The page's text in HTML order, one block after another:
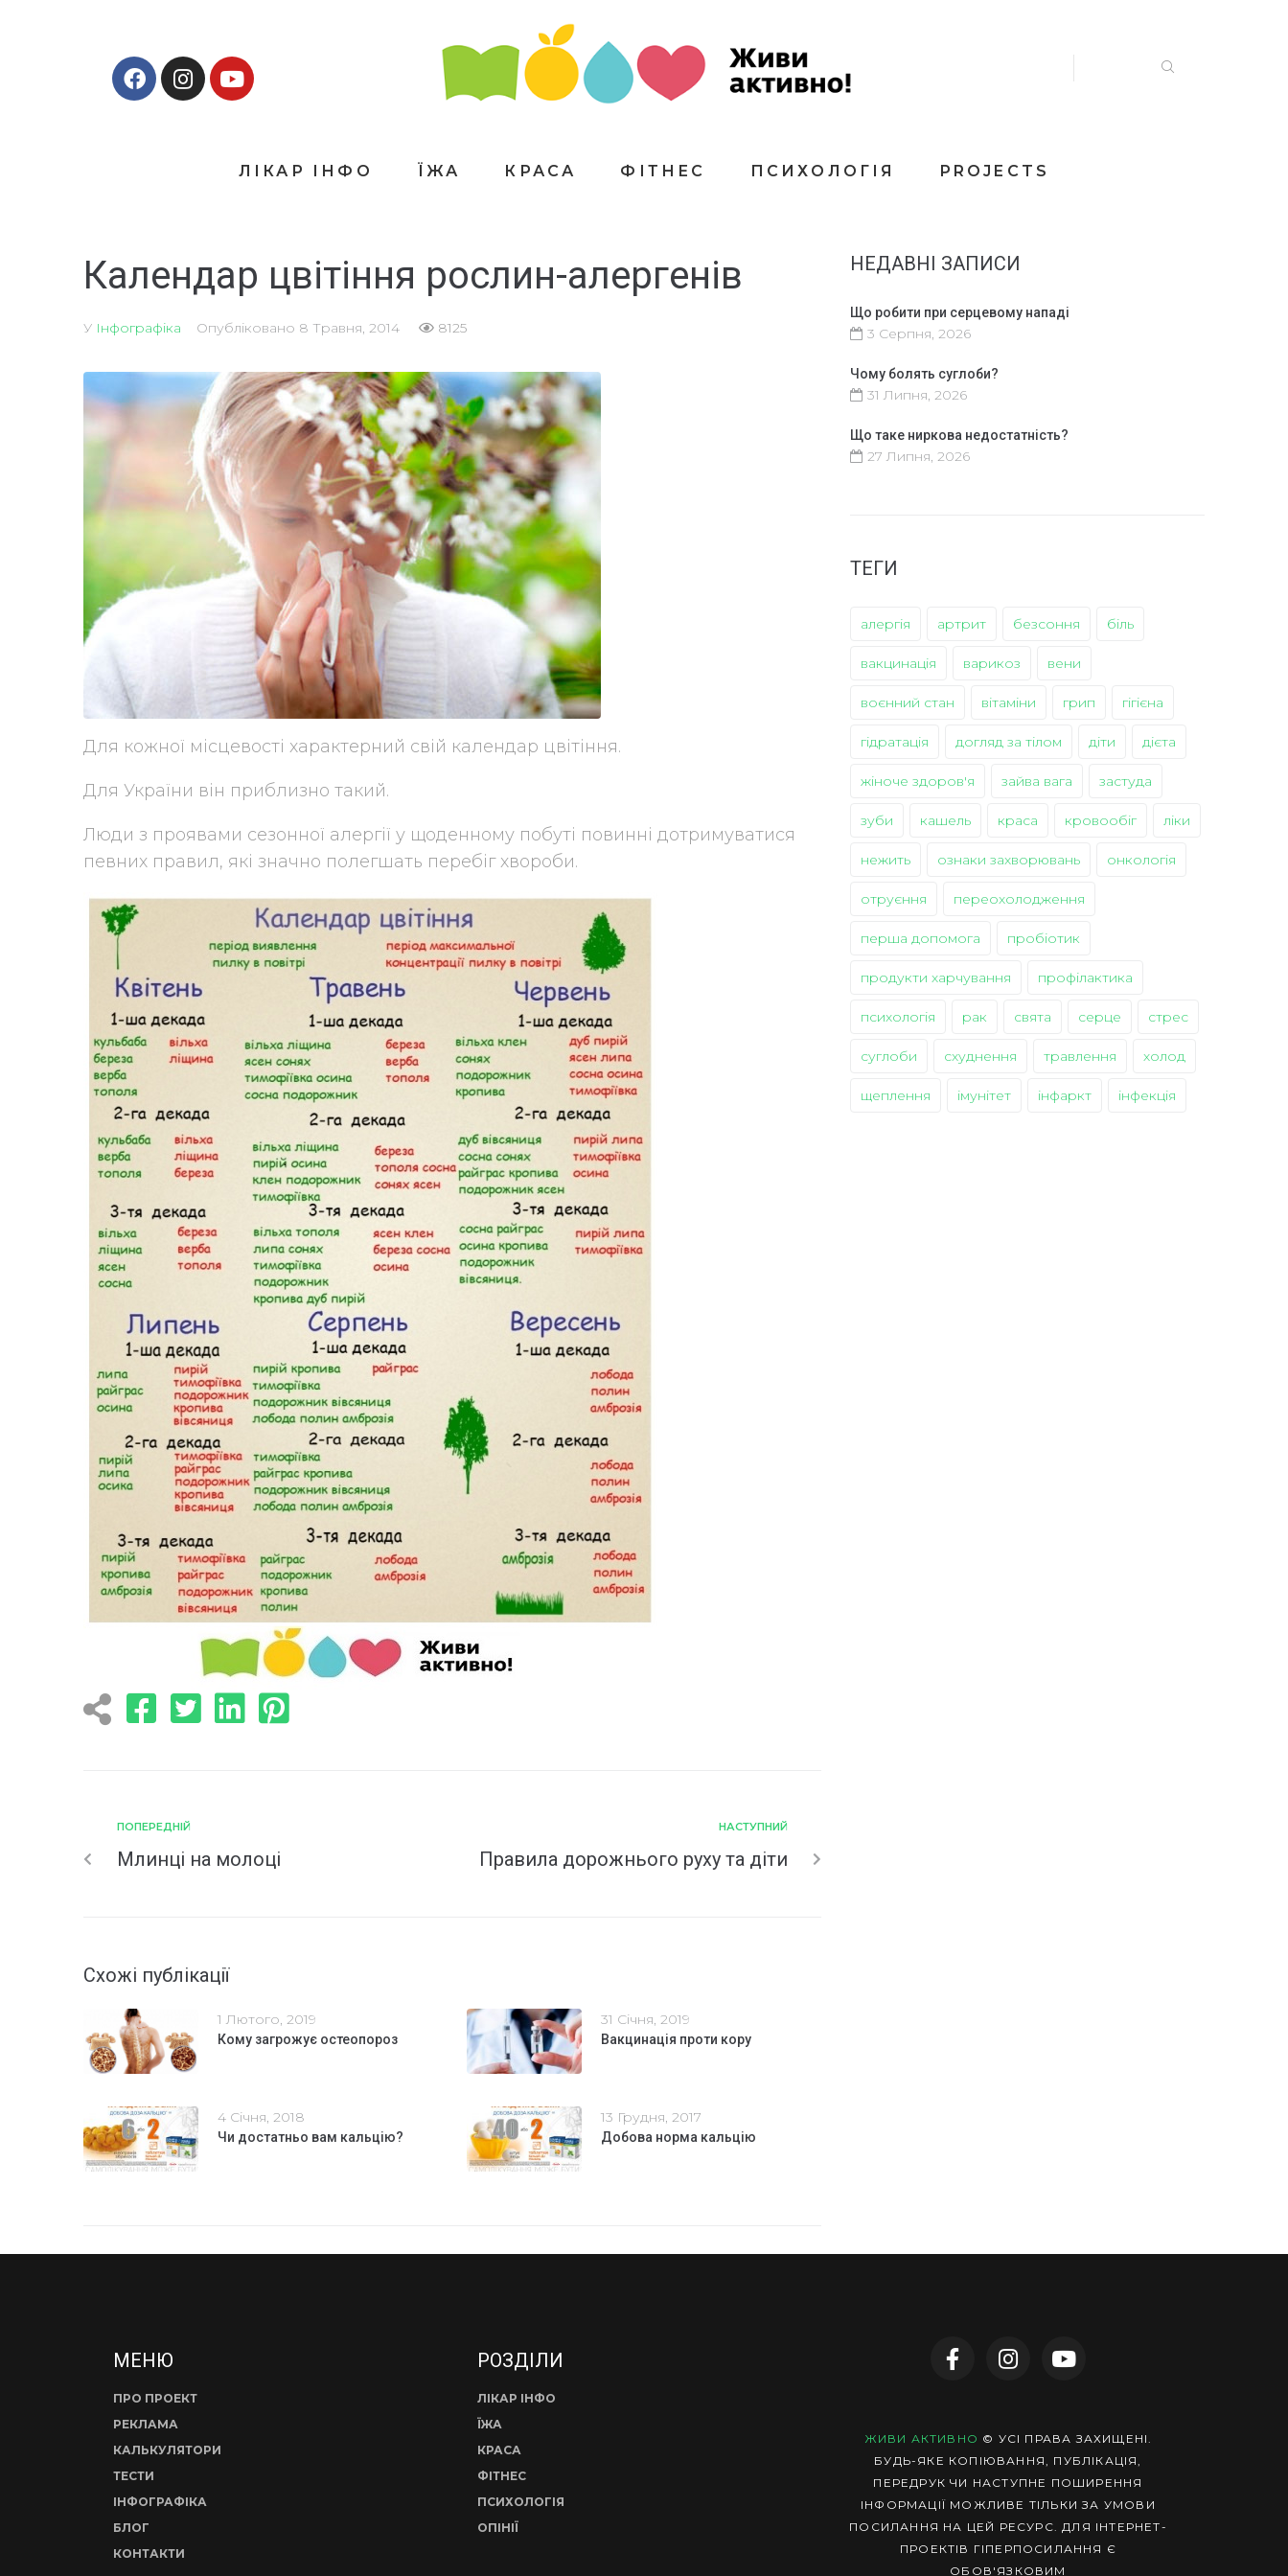
ЛІКАР ІНФО ЇЖА КРАСА ФІТНЕС ПСИХОЛОГІЯ PROJECTS
Календар цвітіння рослин-алергенів
У Інфографіка Опубліковано 8 Травня, 2014 8125
Для кожної місцевості характерний свій календар цвітіння.
Для України він приблизно такий.
Люди з проявами сезонної алергії у щоденному побуті повинні дотримуватися
певних правил, які значно полегшать перебіг хвороби.
ПОПЕРЕДНІЙ
Млинці на молоці
НАСТУПНИЙ
Правила дорожнього руху та діти
Схожі публікації
1 Лютого, 2019
Кому загрожує остеопороз
31 Січня, 2019
Вакцинація проти кору
4 Січня, 2018
Чи достатньо вам кальцію?
13 Грудня, 2017
Добова норма кальцію
НЕДАВНІ ЗАПИСИ
Що робити при серцевому нападі
3 Серпня, 2026
Чому болять суглоби?
31 Липня, 2026
Що таке ниркова недостатність?
27 Липня, 2026
ТЕГИ
алергія артрит безсоння біль
вакцинація варикоз вени
воєнний стан вітаміни грип гігієна
гідратація догляд за тілом діти дієта
жіноче здоров'я зайва вага застуда
зуби кашель краса кровообіг ліки
нежить ознаки захворювань онкологія
отруєння переохолодження
перша допомога пробіотик
продукти харчування профілактика
психологія рак свята серце стрес
суглоби схуднення травлення холод
щеплення імунітет інфаркт інфекція
МЕНЮ
ПРО ПРОЕКТ
РЕКЛАМА
КАЛЬКУЛЯТОРИ
ТЕСТИ
ІНФОГРАФІКА
БЛОГ
КОНТАКТИ
РОЗДІЛИ
ЛІКАР ІНФО
ЇЖА
КРАСА
ФІТНЕС
ПСИХОЛОГІЯ
ОПІНІЇ
ЖИВИ АКТИВНО © УСІ ПРАВА ЗАХИЩЕНІ.
БУДЬ-ЯКЕ КОПІЮВАННЯ, ПУБЛІКАЦІЯ,
ПЕРЕДРУК ЧИ НАСТУПНЕ ПОШИРЕННЯ
ІНФОРМАЦІЇ МОЖЛИВЕ ТІЛЬКИ ЗА УМОВИ
ПОСИЛАННЯ НА ЦЕЙ РЕСУРС. ДЛЯ ІНТЕРНЕТ-
ПРОЕКТІВ ГІПЕРПОСИЛАННЯ Є
ОБОВ'ЯЗКОВИМ